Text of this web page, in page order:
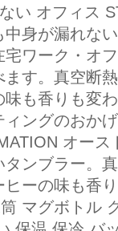
い オフィス
中身が漏れな
ワーク・オ
す。真空断
味も香りも変
ングのおか
オー
ンブラー。
ーの味も香
マグボトル